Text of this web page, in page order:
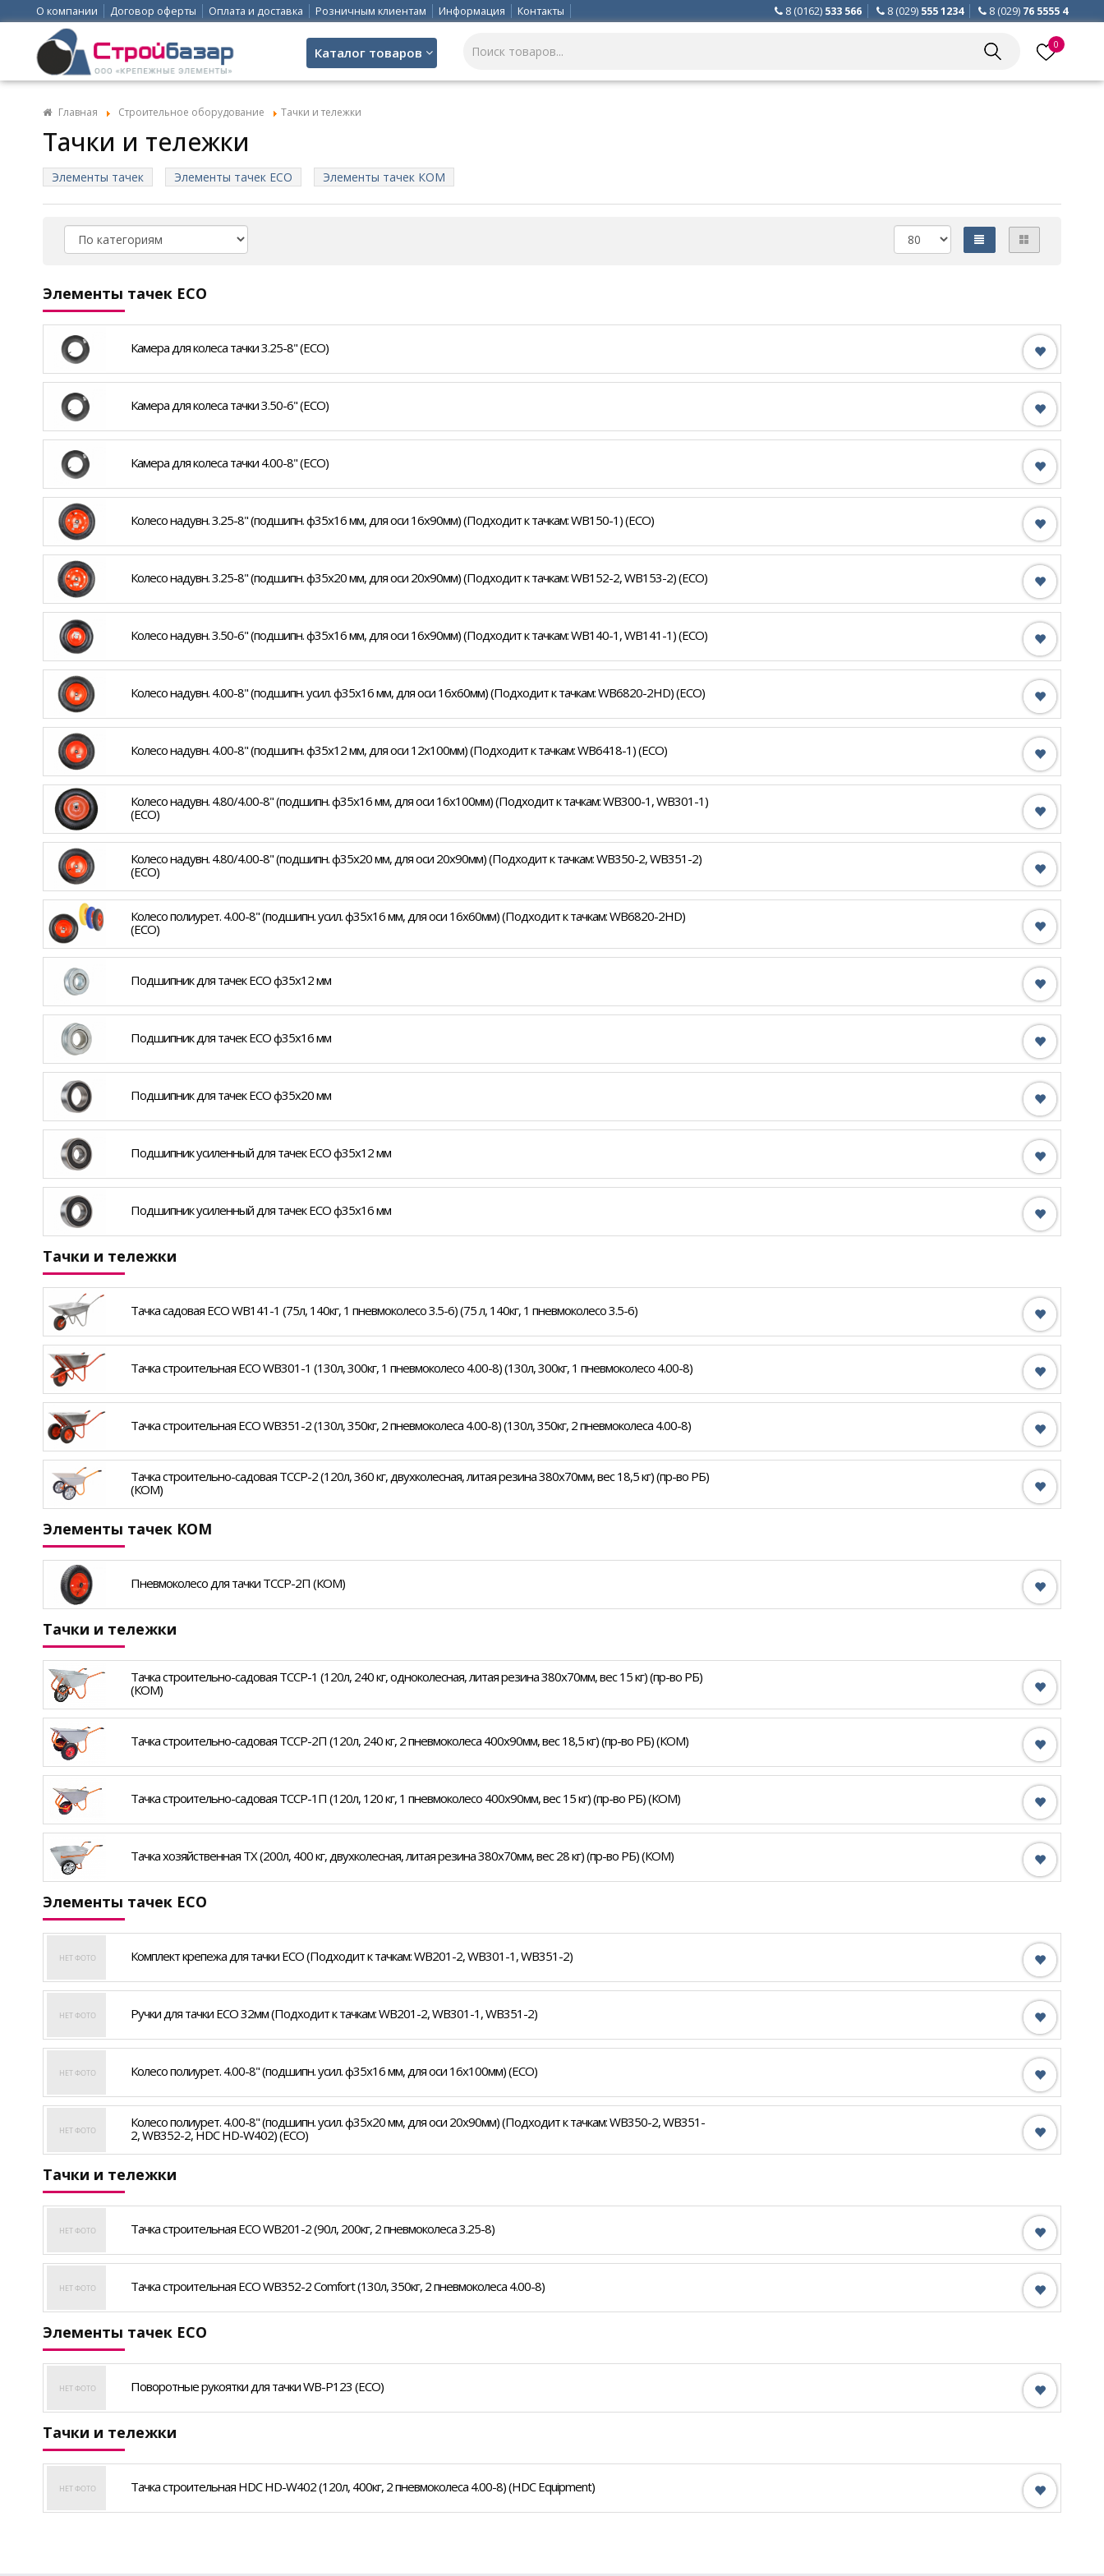
О компании Договор оферты Оплата и доставка Розничным клиентам Информация Контакты 8 (0162) 533 566 8 (029) 555 1234 8 (029) 76 5555 4
Каталог товаров 0
Главная Строительное оборудование Тачки и тележки
Тачки и тележки
Элементы тачек Элементы тачек ECO Элементы тачек КОМ
Элементы тачек ECO
Камера для колеса тачки 3.25-8" (ECO)
Камера для колеса тачки 3.50-6" (ECO)
Камера для колеса тачки 4.00-8" (ECO)
Колесо надувн. 3.25-8" (подшипн. ф35x16 мм, для оси 16x90мм) (Подходит к тачкам: WB150-1) (ECO)
Колесо надувн. 3.25-8" (подшипн. ф35x20 мм, для оси 20x90мм) (Подходит к тачкам: WB152-2, WB153-2) (ECO)
Колесо надувн. 3.50-6" (подшипн. ф35x16 мм, для оси 16x90мм) (Подходит к тачкам: WB140-1, WB141-1) (ECO)
Колесо надувн. 4.00-8" (подшипн. усил. ф35x16 мм, для оси 16x60мм) (Подходит к тачкам: WB6820-2HD) (ECO)
Колесо надувн. 4.00-8" (подшипн. ф35x12 мм, для оси 12x100мм) (Подходит к тачкам: WB6418-1) (ECO)
Колесо надувн. 4.80/4.00-8" (подшипн. ф35x16 мм, для оси 16x100мм) (Подходит к тачкам: WB300-1, WB301-1)
(ECO)
Колесо надувн. 4.80/4.00-8" (подшипн. ф35x20 мм, для оси 20x90мм) (Подходит к тачкам: WB350-2, WB351-2)
(ECO)
Колесо полиурет. 4.00-8" (подшипн. усил. ф35x16 мм, для оси 16x60мм) (Подходит к тачкам: WB6820-2HD)
(ECO)
Подшипник для тачек ECO ф35x12 мм
Подшипник для тачек ECO ф35x16 мм
Подшипник для тачек ECO ф35x20 мм
Подшипник усиленный для тачек ECO ф35x12 мм
Подшипник усиленный для тачек ECO ф35x16 мм
Тачки и тележки
Тачка садовая ECO WB141-1 (75л, 140кг, 1 пневмоколесо 3.5-6) (75 л, 140кг, 1 пневмоколесо 3.5-6)
Тачка строительная ECO WB301-1 (130л, 300кг, 1 пневмоколесо 4.00-8) (130л, 300кг, 1 пневмоколесо 4.00-8)
Тачка строительная ECO WB351-2 (130л, 350кг, 2 пневмоколеса 4.00-8) (130л, 350кг, 2 пневмоколеса 4.00-8)
Тачка строительно-садовая ТССР-2 (120л, 360 кг, двухколесная, литая резина 380х70мм, вес 18,5 кг) (пр-во РБ)
(КОМ)
Элементы тачек КОМ
Пневмоколесо для тачки ТССР-2П (КОМ)
Тачки и тележки
Тачка строительно-садовая ТССР-1 (120л, 240 кг, одноколесная, литая резина 380х70мм, вес 15 кг) (пр-во РБ)
(КОМ)
Тачка строительно-садовая ТССР-2П (120л, 240 кг, 2 пневмоколеса 400х90мм, вес 18,5 кг) (пр-во РБ) (КОМ)
Тачка строительно-садовая ТССР-1П (120л, 120 кг, 1 пневмоколесо 400х90мм, вес 15 кг) (пр-во РБ) (КОМ)
Тачка хозяйственная ТХ (200л, 400 кг, двухколесная, литая резина 380х70мм, вес 28 кг) (пр-во РБ) (КОМ)
Элементы тачек ECO
Комплект крепежа для тачки ECO (Подходит к тачкам: WB201-2, WB301-1, WB351-2)
Ручки для тачки ECO 32мм (Подходит к тачкам: WB201-2, WB301-1, WB351-2)
Колесо полиурет. 4.00-8" (подшипн. усил. ф35x16 мм, для оси 16x100мм) (ECO)
Колесо полиурет. 4.00-8" (подшипн. усил. ф35x20 мм, для оси 20x90мм) (Подходит к тачкам: WB350-2, WB351-
2, WB352-2, HDC HD-W402) (ECO)
Тачки и тележки
Тачка строительная ECO WB201-2 (90л, 200кг, 2 пневмоколеса 3.25-8)
Тачка строительная ECO WB352-2 Comfort (130л, 350кг, 2 пневмоколеса 4.00-8)
Элементы тачек ECO
Поворотные рукоятки для тачки WB-P123 (ECO)
Тачки и тележки
Тачка строительная HDC HD-W402 (120л, 400кг, 2 пневмоколеса 4.00-8) (HDC Equipment)